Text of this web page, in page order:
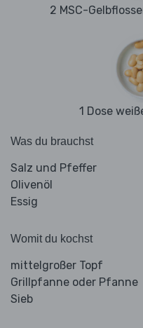
2 MSC-
1 Dose
Was du brauchst
Salz und Pfeffer
Olivenöl
Essig
Womit du kochst
mittelgroßer Topf
Grillpfanne oder Pfanne
Sieb